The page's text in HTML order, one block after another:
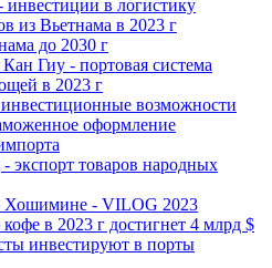
в логистику
из Вьетнама в 2023 г
до 2030 г
Гиу - портовая система
в 2023 г
возможности
оформление
экспорт товаров народных
Хошимине - VILOG 2023
в 2023 г достигнет 4 млрд $
инвестируют в порты